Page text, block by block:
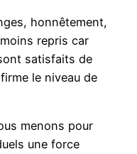
honnêtement,
repris car
satisfaits de
le niveau de
menons pour
une force